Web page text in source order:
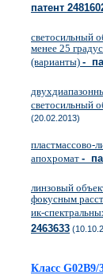
патент
светосильный
менее 25
(варианты) -
светосильный
(20.02.2013)
пластмассово-
апохромат -
линзовый
фокусным
ик-
2463633
Класс G02B9/